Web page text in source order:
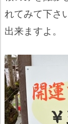
れてみて下さ
出来ますよ。